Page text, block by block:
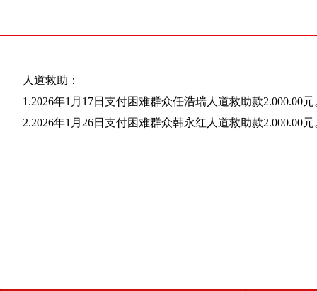
人道救助：
1.2026年1月17日支付困难群众任浩瑞人道救助款2.000.00元
2.2026年1月26日支付困难群众韩永红人道救助款2.000.00元